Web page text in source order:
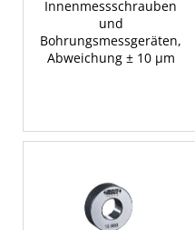
Innenmessschrauben
und
Bohrungsmessgeräten,
Abweichung ± 10 µm